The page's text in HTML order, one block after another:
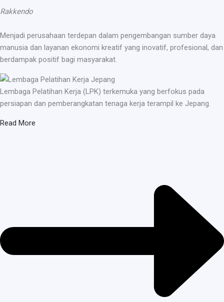
Rakkendo
Menjadi perusahaan terdepan dalam pengembangan sumber daya
manusia dan layanan ekonomi kreatif yang inovatif, profesional, dan
berdampak positif bagi masyarakat.
Lembaga Pelatihan Kerja (LPK) terkemuka yang berfokus pada
persiapan dan pemberangkatan tenaga kerja terampil ke Jepang.
Read More